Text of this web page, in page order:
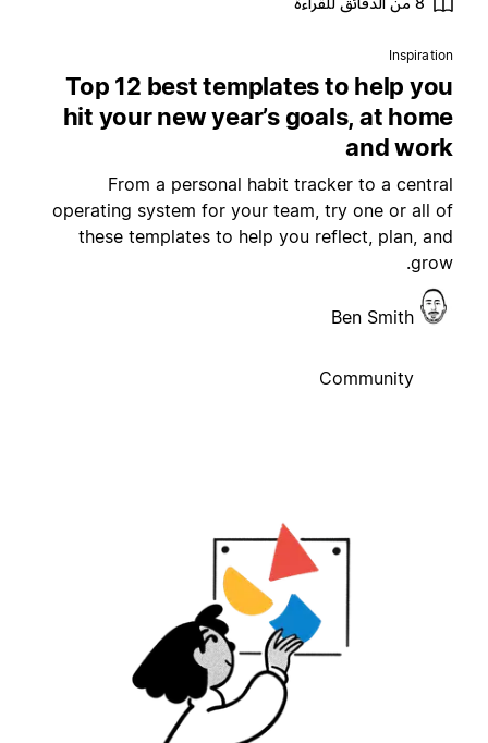
Top 12 best templates to help
hit your new year’s goals, at
and
From a personal habit tracker to a
operating system for your team, try one or all
these templates to help you reflect, plan,
Ben Smith
Community